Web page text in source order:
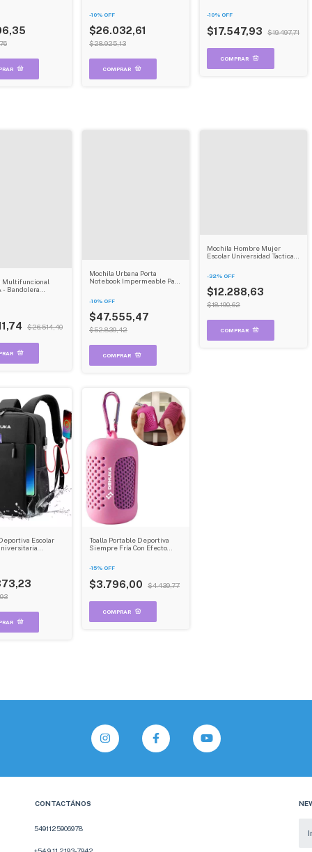
Golpes, con Correa - Color
Rojo
-10% OFF
$26.032,61
$28.925,13
-10% OFF
$17.547,93 $19.497,71
Multifuncional
- Bandolera
$26.514,40
Mochila Urbana Porta
Notebook Impermeable Para
-10% OFF
$47.555,47
$52.839,42
Mochila Hombre Mujer
Escolar Universidad Tactica
-32% OFF
$12.288,63
$18.190,62
Escolar
Toalla Portable Deportiva
Siempre Fría Con Efecto
-15% OFF
$3.796,00 $4.439,77
CONTACTÁNOS
5491125906978